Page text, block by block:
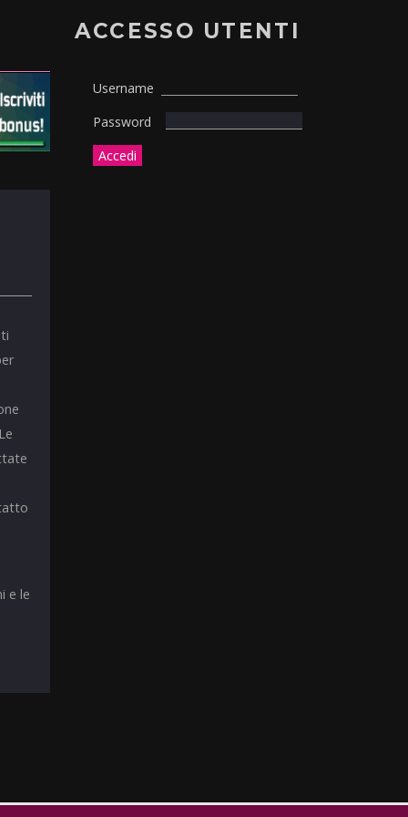
e le
ACCESSO UTENTI
Username
Password